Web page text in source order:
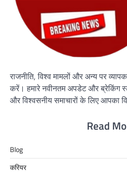
राजनीति, विश्व मामलों और अन्य पर
करें। हमारे नवीनतम अपडेट और ब्रेकिंग
और विश्वसनीय समाचारों के लिए आपका
Read
Blog
करियर